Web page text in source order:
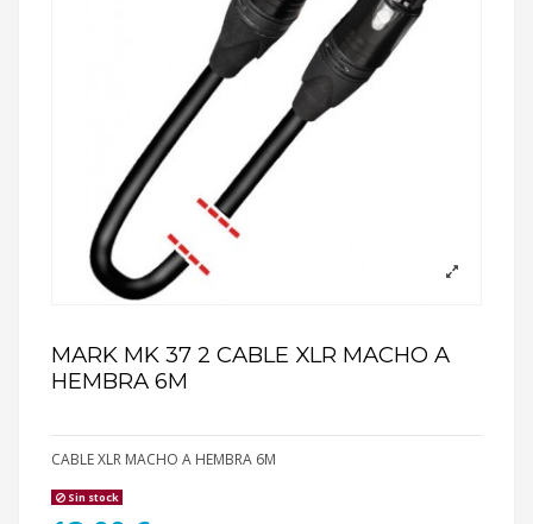
MARK MK 37 2 CABLE XLR MACHO A
HEMBRA 6M
CABLE XLR MACHO A HEMBRA 6M
Sin stock